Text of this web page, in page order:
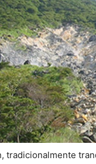
tradicionalmente